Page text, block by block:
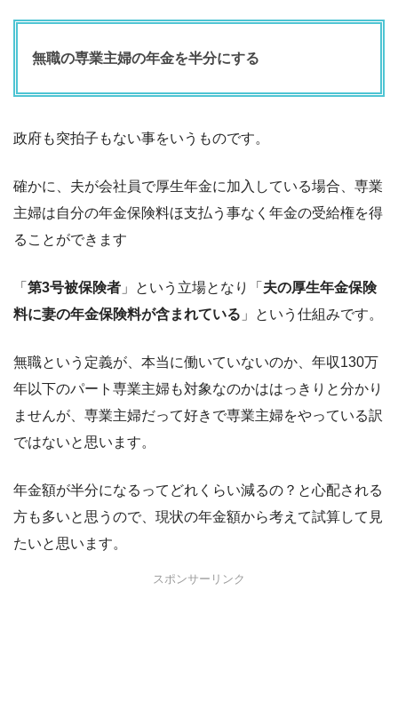
無職の専業主婦の年金を半分にする
政府も突拍子もない事をいうものです。
確かに、夫が会社員で厚生年金に加入している場合、専業
主婦は自分の年金保険料ほ支払う事なく年金の受給権を得
ることができます
「 第3号被保険者 」という立場となり「 夫の厚生年金保険
料に妻の年金保険料が含まれている 」という仕組みです。
無職という定義が、本当に働いていないのか、年収130万
年以下のパート専業主婦も対象なのかははっきりと分かり
ませんが、専業主婦だって好きで専業主婦をやっている訳
ではないと思います。
年金額が半分になるってどれくらい減るの？と心配される
方も多いと思うので、現状の年金額から考えて試算して見
たいと思います。
スポンサーリンク